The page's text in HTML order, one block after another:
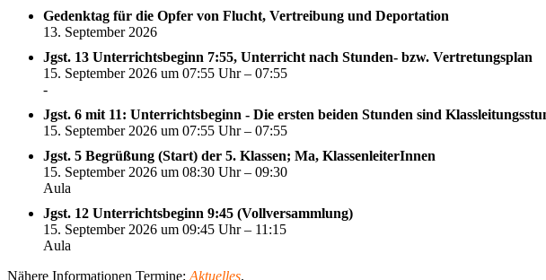
Gedenktag für die Opfer von Flucht, Vertreibung und Deportation
13. September 2026
Jgst. 13 Unterrichtsbeginn 7:55, Unterricht nach Stunden- bzw. Vertretungsplan
15. September 2026 um 07:55 Uhr – 07:55
-
Jgst. 6 mit 11: Unterrichtsbeginn - Die ersten beiden Stunden sind
15. September 2026 um 07:55 Uhr – 07:55
Jgst. 5 Begrüßung (Start) der 5. Klassen; Ma, KlassenleiterInnen
15. September 2026 um 08:30 Uhr – 09:30
Aula
Jgst. 12 Unterrichtsbeginn 9:45 (Vollversammlung)
15. September 2026 um 09:45 Uhr – 11:15
Aula
Nähere Informationen Termine: Aktuelles.